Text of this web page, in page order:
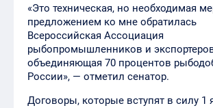
«Это техническая, но необходимая
предложением ко мне обратилась
Всероссийская Ассоциация
рыбопромышленников и
объединяющая 70 процентов
России», — отметил сенатор.
Договоры, которые вступят в силу 1